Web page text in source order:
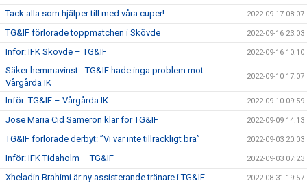
Tack alla som hjälper till med våra cuper! 2022-09-17 08:07
TG&IF förlorade toppmatchen i Skövde 2022-09-16 23:03
Inför: IFK Skövde – TG&IF 2022-09-16 10:10
Säker hemmavinst - TG&IF hade inga problem mot
Vårgårda IK
2022-09-10 17:07
Inför: TG&IF – Vårgårda IK 2022-09-10 09:59
Jose Maria Cid Sameron klar för TG&IF 2022-09-09 14:13
TG&IF förlorade derbyt: ”Vi var inte tillräckligt bra” 2022-09-03 20:03
Inför: IFK Tidaholm – TG&IF 2022-09-03 07:23
Xheladin Brahimi är ny assisterande tränare i TG&IF 2022-08-31 19:57